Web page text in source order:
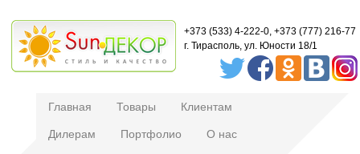
+373 (533) 4-222-0, +373 (777) 216-77
г. Тирасполь, ул. Юности 18/1
Главная Товары Клиентам
Дилерам Портфолио О нас